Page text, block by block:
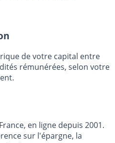
à cette offre.
de votre capital entre
rémunérées, selon votre